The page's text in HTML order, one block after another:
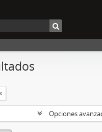
Opciones